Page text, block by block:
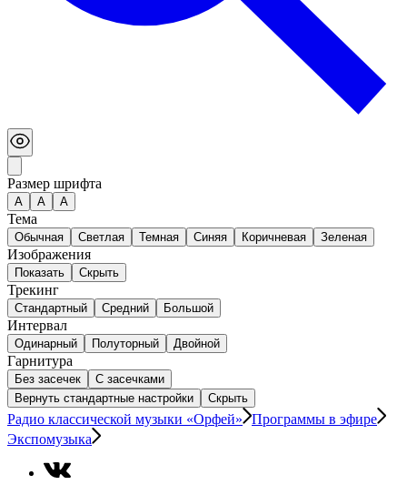
Размер шрифта
А A A
Тема
Обычная Светлая Темная Синяя Коричневая Зеленая
Изображения
Показать Скрыть
Трекинг
Стандартный Средний Большой
Интервал
Одинарный Полуторный Двойной
Гарнитура
Без засечек
С засечками
Вернуть стандартные настройки
Скрыть
Радио классической музыки «Орфей»
Программы в эфире
Экспомузыка